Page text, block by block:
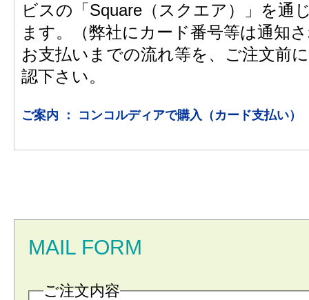
ビスの「Square（スクエア）」を通
ます。（弊社にカード番号等は通知
お支払いまでの流れ等を、ご注文前
認下さい。
ご案内 ： コンコルディアで購入（カード支払い）
MAIL FORM
ご注文内容